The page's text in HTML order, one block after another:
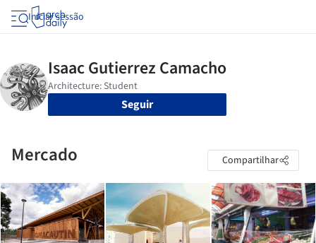
Iniciar sessão
Seguir
Mercado Compartilhar